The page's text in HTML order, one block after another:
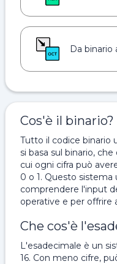
Da binario
Cos'è il binario?
Tutto il codice binario
si basa sul binario,
cui ogni cifra può
0 o 1. Questo
comprendere l'input
operative e per
Che cos'è
L'esadecimale è un
16. Con meno cifre,